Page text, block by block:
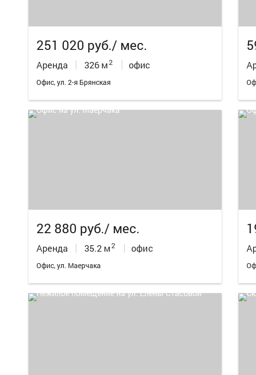
251 020 руб./ мес.
Аренда 326 м2 офис
Офис, ул. 2-я Брянская
22 880 руб./ мес.
Аренда 35.2 м2 офис
Офис, ул. Маерчака